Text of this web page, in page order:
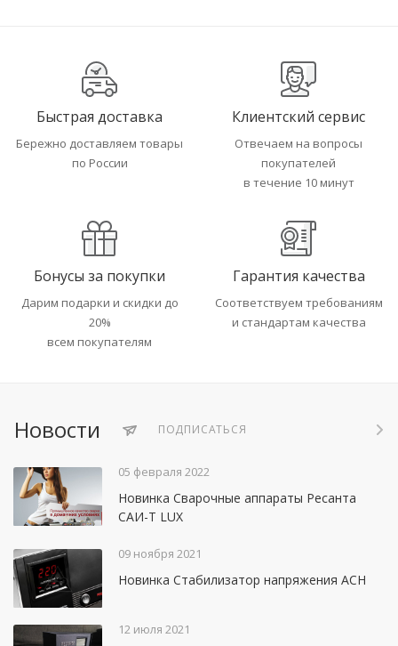
Быстрая доставка
Бережно доставляем товары
по России
Клиентский сервис
Отвечаем на вопросы
покупателей
в течение 10 минут
Бонусы за покупки
Дарим подарки и скидки до
20%
всем покупателям
Гарантия качества
Соответствуем требованиям
и стандартам качества
Новости ПОДПИСАТЬСЯ
05 февраля 2022
Новинка Сварочные аппараты Ресанта
САИ-Т LUX
09 ноября 2021
Новинка Стабилизатор напряжения АСН
12 июля 2021